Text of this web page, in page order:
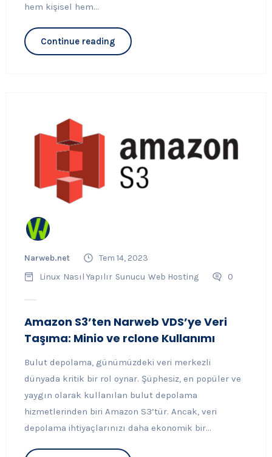
hem kişisel hem...
Continue reading
Narweb.net
Tem 14, 2023
Linux Nasıl Yapılır Sunucu Web Hosting 0
Amazon S3’ten Narweb VDS’ye Veri
Taşıma: Minio ve rclone Kullanımı
Bulut depolama, günümüzdeki veri merkezli
dünyada kritik bir rol oynar. Şüphesiz, en popüler ve
yaygın olarak kullanılan bulut depolama
hizmetlerinden biri Amazon S3’tür. Ancak, veri
depolama ihtiyaçlarınızı daha ekonomik bir...